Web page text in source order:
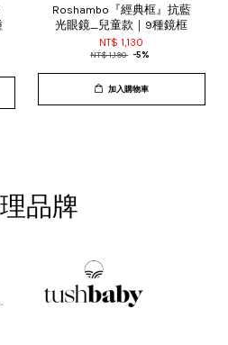
Roshambo『經典框』抗藍
光眼鏡_兒童款｜9種鏡框
NT$ 1,130
NT$ 1,190 -5%
加入購物車
品牌